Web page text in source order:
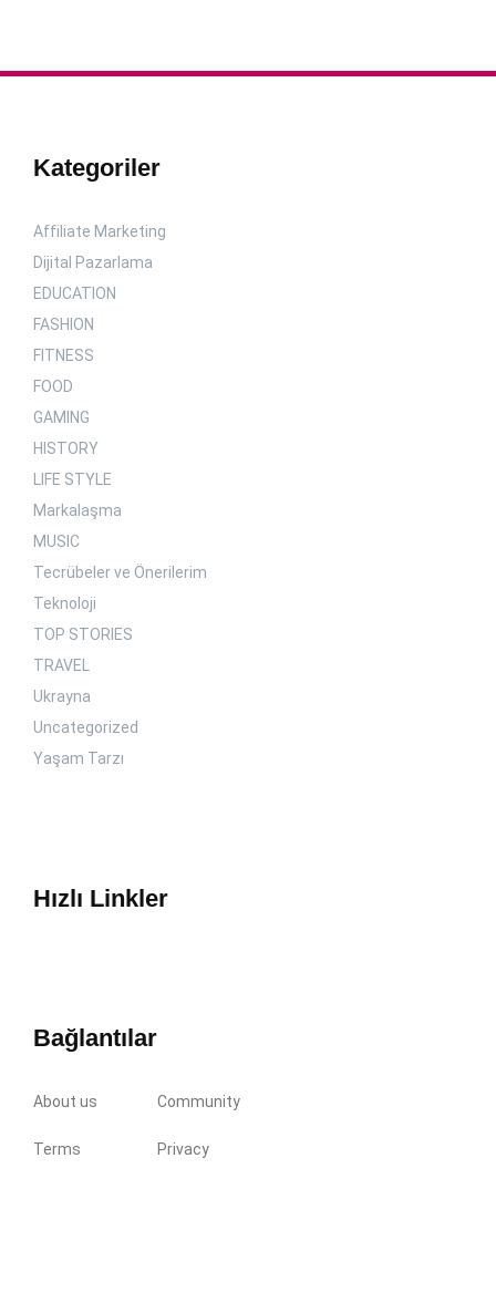
Kategoriler
Affiliate Marketing
Dijital Pazarlama
EDUCATION
FASHION
FITNESS
FOOD
GAMING
HISTORY
LIFE STYLE
Markalaşma
MUSIC
Tecrübeler ve Önerilerim
Teknoloji
TOP STORIES
TRAVEL
Ukrayna
Uncategorized
Yaşam Tarzı
Hızlı Linkler
Bağlantılar
About us Community
Terms Privacy